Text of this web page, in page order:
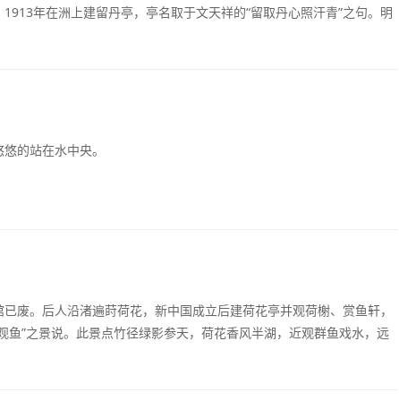
年在洲上建留丹亭，亭名取于文天祥的“留取丹心照汗青”之句。明
的站在水中央。
废。后人沿渚遍莳荷花，新中国成立后建荷花亭并观荷榭、赏鱼轩，
”之景说。此景点竹径绿影参天，荷花香风半湖，近观群鱼戏水，远